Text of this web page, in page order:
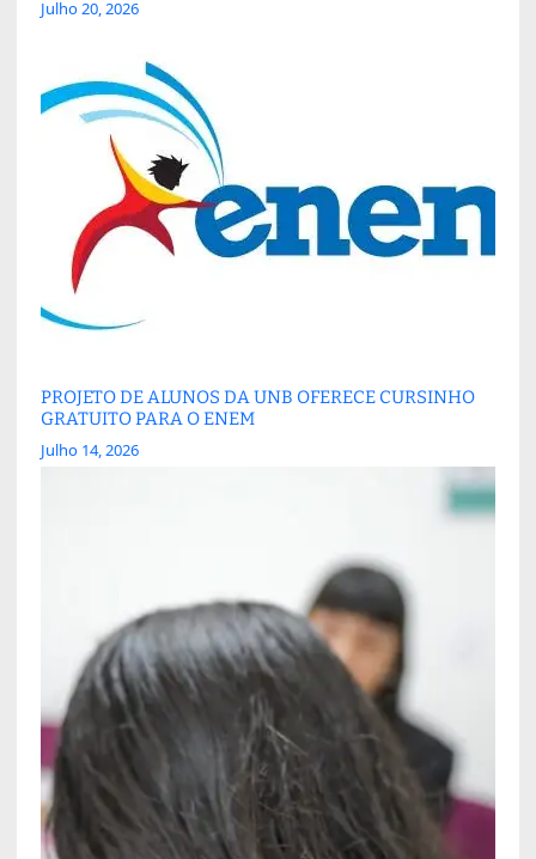
Julho 20, 2026
PROJETO DE ALUNOS DA UNB OFERECE CURSINHO
GRATUITO PARA O ENEM
Julho 14, 2026